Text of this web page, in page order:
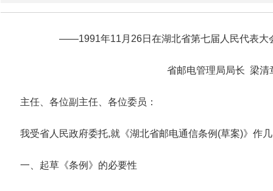
——1991年11月26日在湖北省第七届人民代表大
省邮电管理局局长 梁清
主任、各位副主任、各位委员：
我受省人民政府委托,就《湖北省邮电通信条例(草案)》作
一、起草《条例》的必要性